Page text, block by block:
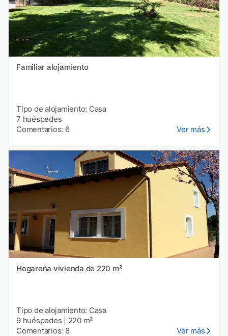
Familiar alojamiento
Tipo de alojamiento: Casa
7 huéspedes
Comentarios: 6
Ver más
Hogareña vivienda de 220 m²
Tipo de alojamiento: Casa
9 huéspedes
220 m²
Comentarios: 8
Ver más